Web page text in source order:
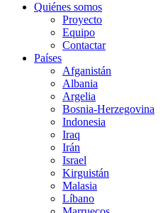
Quiénes somos
Proyecto
Equipo
Contactar
Países
Afganistán
Albania
Argelia
Bosnia-Herzegovina
Indonesia
Iraq
Irán
Israel
Kirguistán
Malasia
Líbano